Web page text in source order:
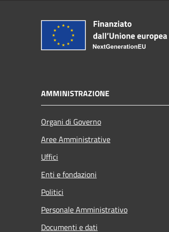
AMMINISTRAZIONE
Organi di Governo
Aree Amministrative
Uffici
Enti e fondazioni
Politici
Personale Amministrativo
Documenti e dati